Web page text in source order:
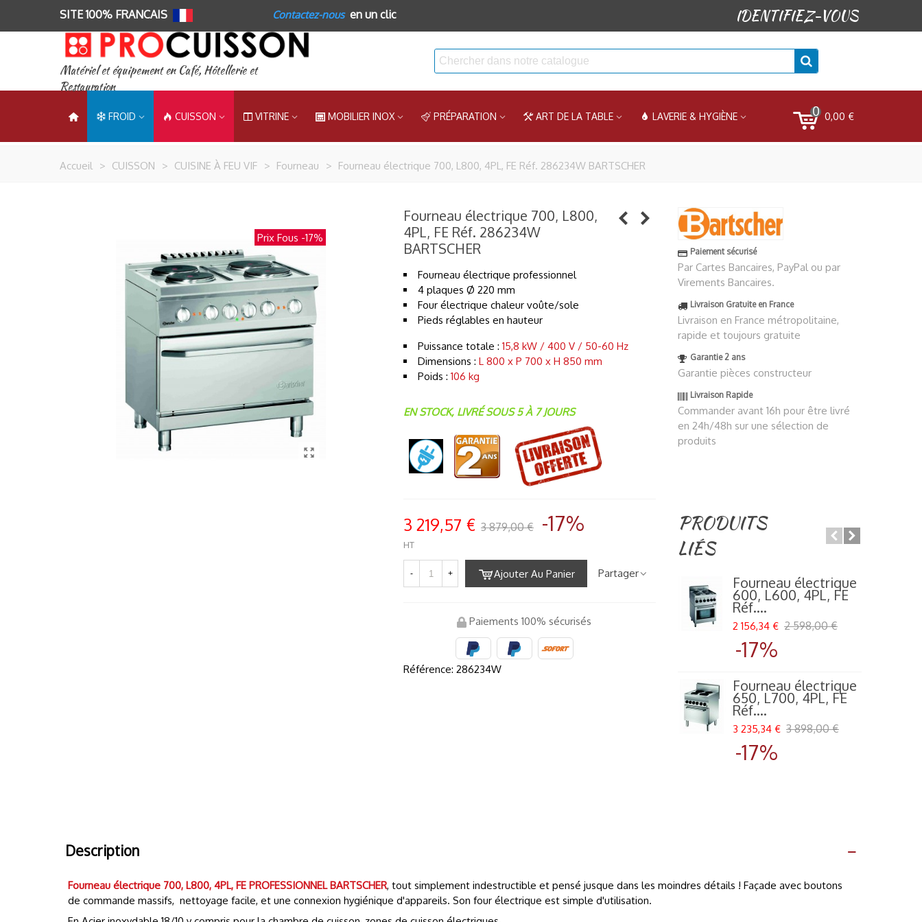
SITE 100% FRANCAIS Contactez-nous en un clic IDENTIFIEZ-VOUS
Matériel et équipement en Café, Hôtellerie et
Restauration
FROID CUISSON VITRINE MOBILIER INOX PRÉPARATION ART DE LA TABLE LAVERIE & HYGIÈNE 0 0,00 €
Accueil > CUISSON > CUISINE À FEU VIF > Fourneau > Fourneau électrique 700, L800, 4PL, FE Réf. 286234W BARTSCHER
Prix Fous -17%
Fourneau électrique 700, L800,
4PL, FE Réf. 286234W
BARTSCHER
Fourneau électrique professionnel
4 plaques Ø 220 mm
Four électrique chaleur voûte/sole
Pieds réglables en hauteur
Puissance totale : 15,8 kW / 400 V / 50-60 Hz
Dimensions : L 800 x P 700 x H 850 mm
Poids : 106 kg
EN STOCK, LIVRÉ SOUS 5 À 7 JOURS
3 219,57 € 3 879,00 € -17%
HT
- + Ajouter Au Panier Partager
Paiements 100% sécurisés
Référence: 286234W
Paiement sécurisé
Par Cartes Bancaires, PayPal ou par
Virements Bancaires.
Livraison Gratuite en France
Livraison en France métropolitaine,
rapide et toujours gratuite
Garantie 2 ans
Garantie pièces constructeur
Livraison Rapide
Commander avant 16h pour être livré
en 24h/48h sur une sélection de
produits
PRODUITS
LIÉS
Fourneau électrique
600, L600, 4PL, FE
Réf....
2 156,34 € 2 598,00 €
-17%
Fourneau électrique
650, L700, 4PL, FE
Réf....
3 235,34 € 3 898,00 €
-17%
Description
Fourneau électrique 700, L800, 4PL, FE PROFESSIONNEL BARTSCHER, tout simplement indestructible et pensé jusque dans les moindres détails ! Façade avec boutons
de commande massifs, nettoyage facile, et une connexion hygiénique d'appareils. Son four électrique est simple d'utilisation.